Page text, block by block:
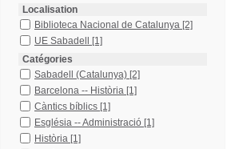
Localisation
Biblioteca Nacional de Catalunya [2]
UE Sabadell
[1]
Catégories
Sabadell (Catalunya) [2]
Barcelona -- Història [1]
Càntics bíblics [1]
Església -- Administració [1]
Història [1]